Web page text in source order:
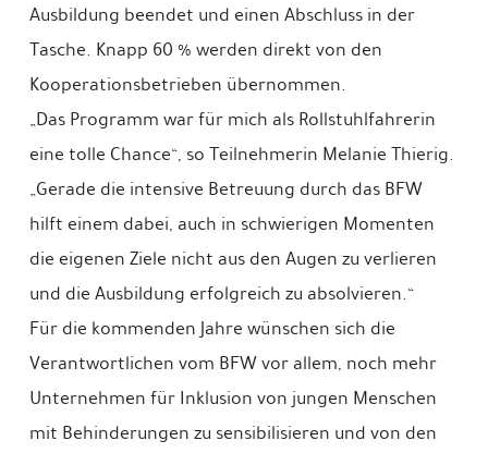
Ausbildung beendet und einen Abschluss in der
Tasche. Knapp 60 % werden direkt von den
Kooperationsbetrieben übernommen.
„Das Programm war für mich als Rollstuhlfahrerin
eine tolle Chance“, so Teilnehmerin Melanie Thierig.
„Gerade die intensive Betreuung durch das BFW
hilft einem dabei, auch in schwierigen Momenten
die eigenen Ziele nicht aus den Augen zu verlieren
und die Ausbildung erfolgreich zu absolvieren.“
Für die kommenden Jahre wünschen sich die
Verantwortlichen vom BFW vor allem, noch mehr
Unternehmen für Inklusion von jungen Menschen
mit Behinderungen zu sensibilisieren und von den